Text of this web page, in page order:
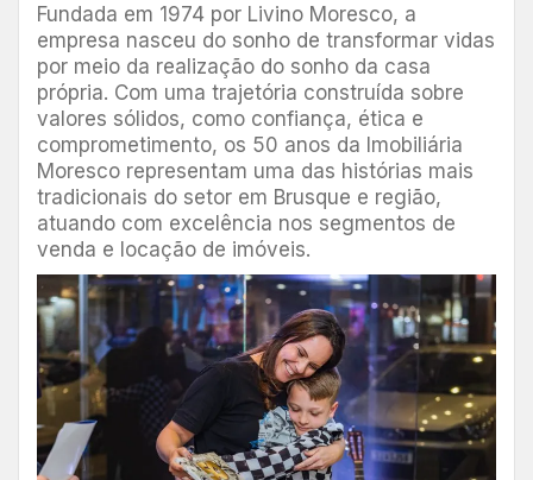
Fundada em 1974 por Livino Moresco, a
empresa nasceu do sonho de transformar vidas
por meio da realização do sonho da casa
própria. Com uma trajetória construída sobre
valores sólidos, como confiança, ética e
comprometimento, os 50 anos da Imobiliária
Moresco representam uma das histórias mais
tradicionais do setor em Brusque e região,
atuando com excelência nos segmentos de
venda e locação de imóveis.